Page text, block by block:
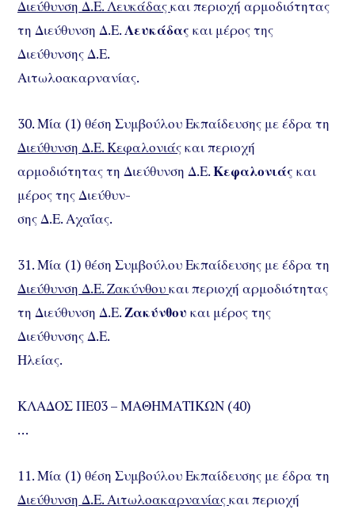
Διεύθυνση Δ.Ε. Λευκάδαςκαι περιοχή αρμοδιότητας
τη Διεύθυνση Δ.Ε.Λευκάδας και μέρος της
Διεύθυνσης Δ.Ε.
Αιτωλοακαρνανίας.
30. Μία (1) θέση Συμβούλου Εκπαίδευσης με έδρα τη
Διεύθυνση Δ.Ε. Κεφαλονιάςκαι περιοχή
αρμοδιότητας τη Διεύθυνση Δ.Ε.Κεφαλονιάς και
μέρος της Διεύθυν-
σης Δ.Ε. Αχαΐας.
31. Μία (1) θέση Συμβούλου Εκπαίδευσης με έδρα τη
Διεύθυνση Δ.Ε. Ζακύνθουκαι περιοχή αρμοδιότητας
τη Διεύθυνση Δ.Ε.Ζακύνθου και μέρος της
Διεύθυνσης Δ.Ε.
Ηλείας.
ΚΛΑΔΟΣ ΠΕ03 – ΜΑΘΗΜΑΤΙΚΩΝ (40)
…
11. Μία (1) θέση Συμβούλου Εκπαίδευσης με έδρα τη
Διεύθυνση Δ.Ε. Αιτωλοακαρνανίαςκαι περιοχή